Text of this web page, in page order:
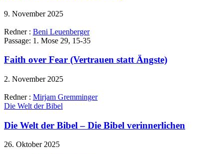
9. November 2025
Redner : Beni Leuenberger
Passage: 1. Mose 29, 15-35
Faith over Fear (Vertrauen statt Ängste)
2. November 2025
Redner : Mirjam Gremminger
Die Welt der Bibel
Die Welt der Bibel – Die Bibel verinnerlichen
26. Oktober 2025